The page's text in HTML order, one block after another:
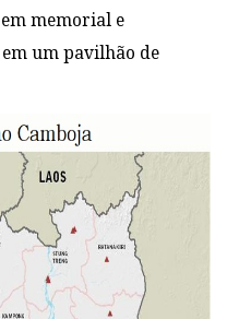
memorial e
um pavilhão de